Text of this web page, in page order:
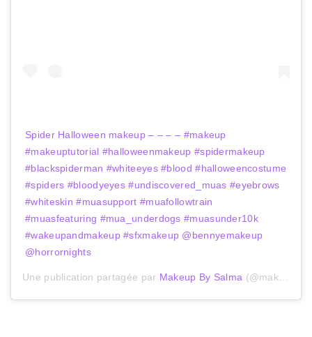
Spider Halloween makeup – – – – #makeup
#makeuptutorial #halloweenmakeup #spidermakeup
#blackspiderman #whiteeyes #blood #halloweencostume
#spiders #bloodyeyes #undiscovered_muas #eyebrows
#whiteskin #muasupport #muafollowtrain
#muasfeaturing #mua_underdogs #muasunder10k
#wakeupandmakeup #sfxmakeup @bennyemakeup
@horrornights
Une publication partagée par Makeup By Salma (@makkeupbysalma) le